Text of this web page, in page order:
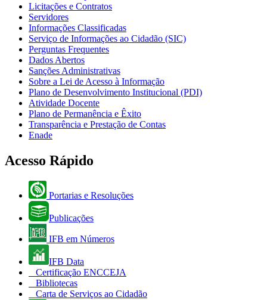
Licitações e Contratos
Servidores
Informações Classificadas
Serviço de Informações ao Cidadão (SIC)
Perguntas Frequentes
Dados Abertos
Sanções Administrativas
Sobre a Lei de Acesso à Informação
Plano de Desenvolvimento Institucional (PDI)
Atividade Docente
Plano de Permanência e Êxito
Transparência e Prestação de Contas
Enade
Acesso Rápido
Portarias e Resoluções
Publicações
IFB em Números
IFB Data
Certificação ENCCEJA
Bibliotecas
Carta de Serviços ao Cidadão